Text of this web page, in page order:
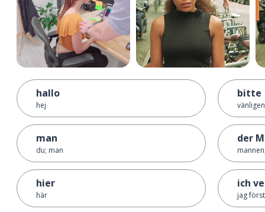
hallo
hej
man
du; man
hier
här
bitte
der
ich
jag